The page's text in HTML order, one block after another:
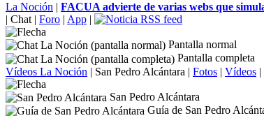
La Noción | FACUA advierte de varias webs que
| Chat | Foro | App |
Pantalla normal
Pantalla completa
Vídeos La Noción | San Pedro Alcántara | Fotos | Vídeos |
San Pedro Alcántara
Guía de San Pedro